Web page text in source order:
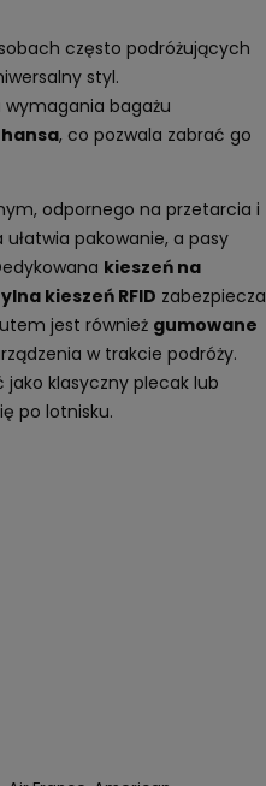
często podróżujących
styl.
wymagania bagażu
, co pozwala zabrać go
odpornego na przetarcia i
pakowanie, a pasy
kieszeń na
kieszeń RFID zabezpiecza
jest również gumowane
w trakcie podróży.
jako klasyczny plecak lub
po lotnisku.